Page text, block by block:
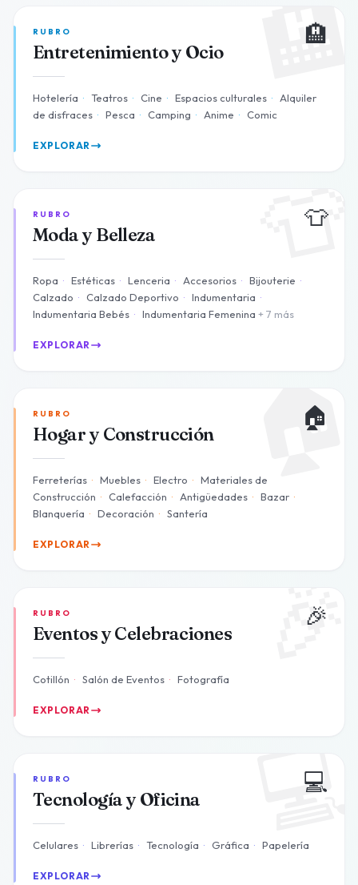
🏨
RUBRO
Entretenimiento y Ocio
Hotelería · Teatros · Cine · Espacios culturales ·
Alquiler
de disfraces · Pesca · Camping · Anime · Comic
EXPLORAR
👕
RUBRO
Moda y Belleza
Ropa · Estéticas · Lenceria · Accesorios · Bijouterie ·
Calzado · Calzado Deportivo · Indumentaria ·
Indumentaria Bebés · Indumentaria Femenina + 7 más
EXPLORAR
🏠
RUBRO
Hogar y Construcción
Ferreterías · Muebles · Electro · Materiales de
Construcción · Calefacción · Antigüedades · Bazar ·
Blanquería · Decoración · Santería
EXPLORAR
🎉
RUBRO
Eventos y Celebraciones
Cotillón · Salón de Eventos · Fotografía
EXPLORAR
💻
RUBRO
Tecnología y Oficina
Celulares · Librerías · Tecnología · Gráfica · Papelería
EXPLORAR